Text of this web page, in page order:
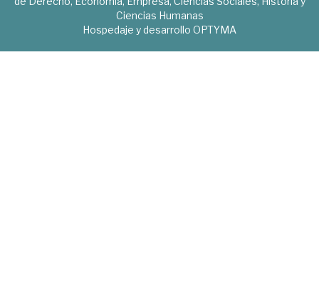
Ciencias Humanas
Hospedaje y desarrollo OPTYMA